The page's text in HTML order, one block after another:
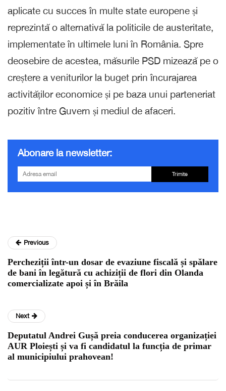
aplicate cu succes în multe state europene și
reprezintă o alternativă la politicile de austeritate,
implementate în ultimele luni în România. Spre
deosebire de acestea, măsurile PSD mizează pe o
creștere a veniturilor la buget prin încurajarea
activităților economice și pe baza unui parteneriat
pozitiv între Guvern și mediul de afaceri.
Abonare la newsletter:
Trimite
Previous
Percheziții într-un dosar de evaziune fiscală și spălare
de bani în legătură cu achiziții de flori din Olanda
comercializate apoi și în Brăila
Next
Deputatul Andrei Gușă preia conducerea organizației
AUR Ploiești și va fi candidatul la funcția de primar
al municipiului prahovean!